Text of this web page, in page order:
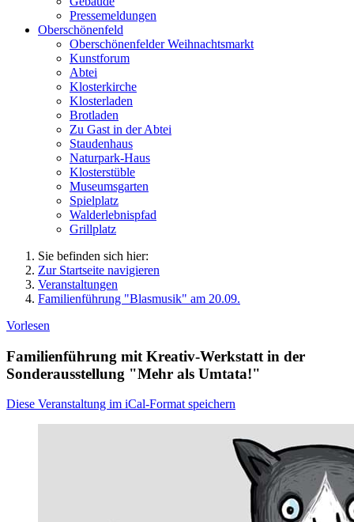
Pressemeldungen
Oberschönenfeld
Oberschönenfelder Weihnachtsmarkt
Kunstforum
Abtei
Klosterkirche
Klosterladen
Brotladen
Zu Gast in der Abtei
Staudenhaus
Naturpark-Haus
Klosterstüble
Museumsgarten
Spielplatz
Walderlebnispfad
Grillplatz
Sie befinden sich hier:
Zur Startseite navigieren
Veranstaltungen
Familienführung "Blasmusik" am 20.09.
Vorlesen
Familienführung mit Kreativ-Werkstatt in der
Sonderausstellung "Mehr als Umtata!"
Diese Veranstaltung im iCal-Format speichern